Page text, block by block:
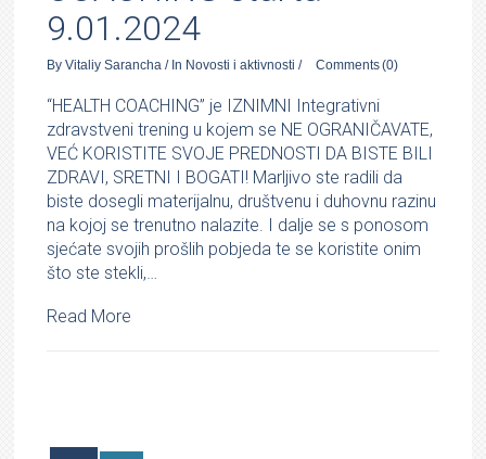
9.01.2024
ByVitaliy Sarancha / In Novosti i aktivnosti / Comments(0)
“HEALTH COACHING” je IZNIMNI Integrativni
zdravstveni trening u kojem se NE OGRANIČAVATE,
VEĆ KORISTITE SVOJE PREDNOSTI DA BISTE BILI
ZDRAVI, SRETNI I BOGATI! Marljivo ste radili da
biste dosegli materijalnu, društvenu i duhovnu razinu
na kojoj se trenutno nalazite. I dalje se s ponosom
sjećate svojih prošlih pobjeda te se koristite onim
što ste stekli,…
Read More